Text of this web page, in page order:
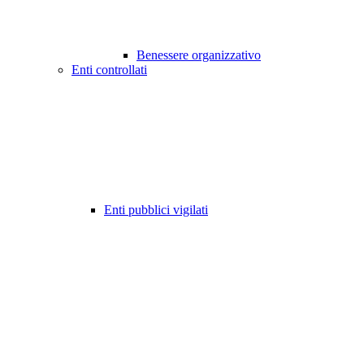
Benessere organizzativo
Enti controllati
Enti pubblici vigilati